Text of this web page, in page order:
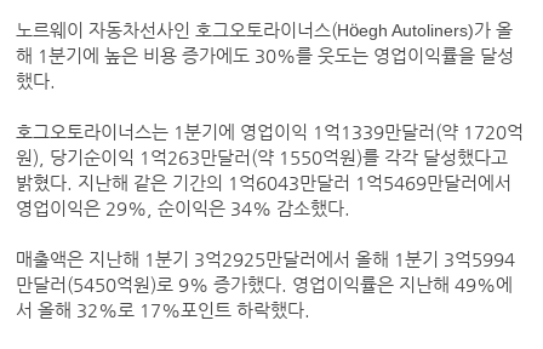
노르웨이 자동차선사인 호그오토라이너스(Höegh Autoliners)가 올
해 1분기에 높은 비용 증가에도 30%를 웃도는 영업이익률을 달성
했다.
호그오토라이너스는 1분기에 영업이익 1억1339만달러(약 1720억
원), 당기순이익 1억263만달러(약 1550억원)를 각각 달성했다고
밝혔다. 지난해 같은 기간의 1억6043만달러 1억5469만달러에서
영업이익은 29%, 순이익은 34% 감소했다.
매출액은 지난해 1분기 3억2925만달러에서 올해 1분기 3억5994
만달러(5450억원)로 9% 증가했다. 영업이익률은 지난해 49%에
서 올해 32%로 17%포인트 하락했다.